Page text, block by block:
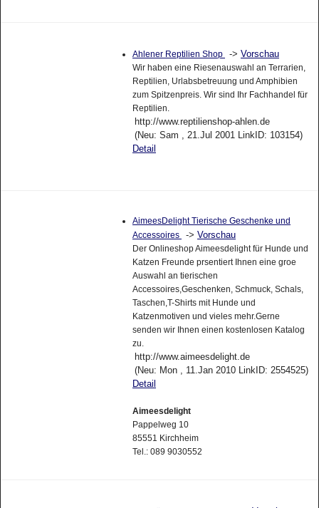
Ahlener Reptilien Shop -> Vorschau
Wir haben eine Riesenauswahl an Terrarien,
Reptilien, Urlabsbetreuung und Amphibien
zum Spitzenpreis. Wir sind Ihr Fachhandel für
Reptilien.
http://www.reptilienshop-ahlen.de
(Neu: Sam , 21.Jul 2001 LinkID: 103154)
Detail
AimeesDelight Tierische Geschenke und
Accessoires
-> Vorschau
Der Onlineshop Aimeesdelight für Hunde und
Katzen Freunde prsentiert Ihnen eine groe
Auswahl an tierischen
Accessoires,Geschenken, Schmuck, Schals,
Taschen,T-Shirts mit Hunde und
Katzenmotiven und vieles mehr.Gerne
senden wir Ihnen einen kostenlosen Katalog
zu.
http://www.aimeesdelight.de
(Neu: Mon , 11.Jan 2010 LinkID: 2554525)
Detail
Aimeesdelight
Pappelweg 10
85551 Kirchheim
Tel.: 089 9030552